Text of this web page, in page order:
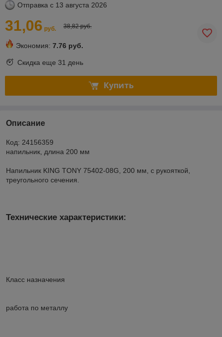
Отправка с 13 августа 2026
31,06 руб. 38,82 руб.
Экономия: 7.76 руб.
Скидка еще 31 день
Купить
Описание
Код: 24156359
напильник, длина 200 мм
Напильник KING TONY 75402-08G, 200 мм, с рукояткой,
треугольного сечения.
Технические характеристики:
Класс назначения
работа по металлу